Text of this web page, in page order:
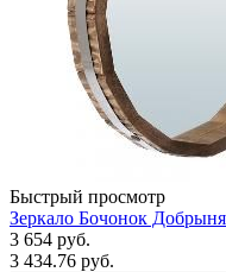
Быстрый просмотр
Зеркало Бочонок
3 654 руб.
3 434.76 руб.